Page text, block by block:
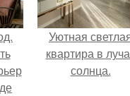
Уютная
квартира в
солнца.